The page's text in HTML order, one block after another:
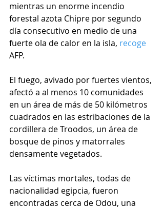
mientras un enorme incendio
forestal azota Chipre por segundo
día consecutivo en medio de una
fuerte ola de calor en la isla, recoge
AFP.
El fuego, avivado por fuertes vientos,
afectó a al menos 10 comunidades
en un área de más de 50 kilómetros
cuadrados en las estribaciones de la
cordillera de Troodos, un área de
bosque de pinos y matorrales
densamente vegetados.
Las víctimas mortales, todas de
nacionalidad egipcia, fueron
encontradas cerca de Odou, una